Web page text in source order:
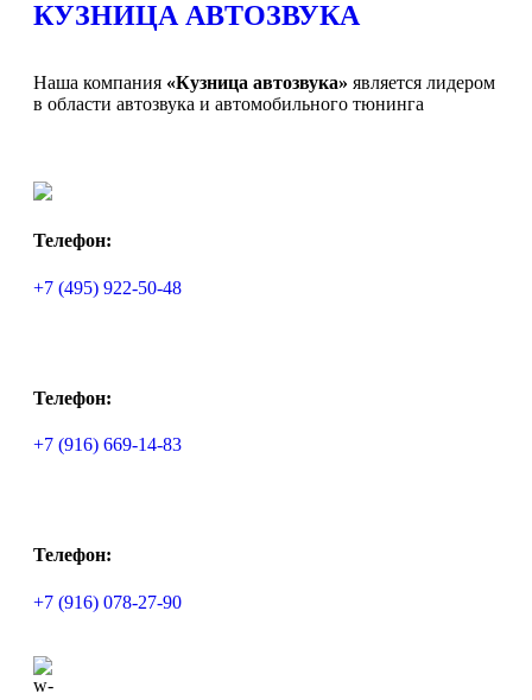
КУЗНИЦА АВТОЗВУКА
Наша компания «Кузница автозвука» является лидером
в области автозвука и автомобильного тюнинга
Телефон:
+7 (495) 922-50-48
Телефон:
+7 (916) 669-14-83
Телефон:
+7 (916) 078-27-90